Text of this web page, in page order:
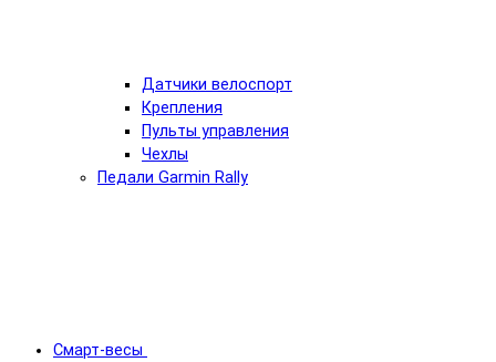
Датчики велоспорт
Крепления
Пульты управления
Чехлы
Педали Garmin Rally
Смарт-весы